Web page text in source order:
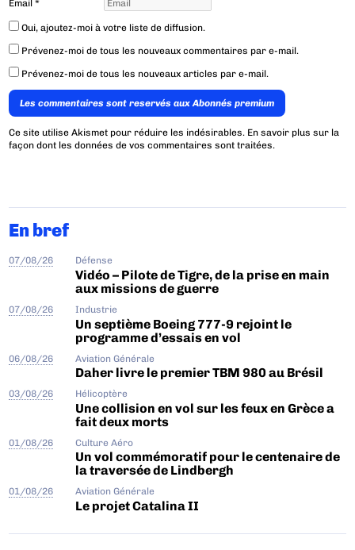
Email*
Oui, ajoutez-moi à votre liste de diffusion.
Prévenez-moi de tous les nouveaux commentaires par e-mail.
Prévenez-moi de tous les nouveaux articles par e-mail.
Les commentaires sont reservés aux Abonnés premium
Ce site utilise Akismet pour réduire les indésirables. En savoir plus sur la
façon dont les données de vos commentaires sont traitées.
En bref
07/08/26 Défense
Vidéo – Pilote de Tigre, de la prise en main
aux missions de guerre
07/08/26 Industrie
Un septième Boeing 777-9 rejoint le
programme d’essais en vol
06/08/26 Aviation Générale
Daher livre le premier TBM 980 au Brésil
03/08/26 Hélicoptère
Une collision en vol sur les feux en Grèce a
fait deux morts
01/08/26 Culture Aéro
Un vol commémoratif pour le centenaire de
la traversée de Lindbergh
01/08/26 Aviation Générale
Le projet Catalina II